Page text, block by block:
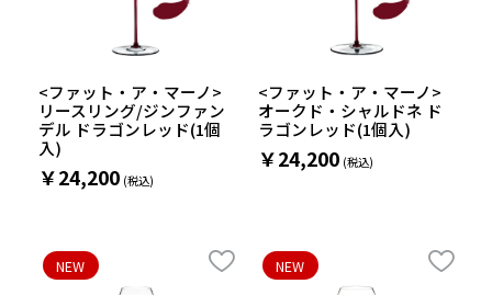
<ファット・ア・マーノ>
リースリング/ジンファン
デル ドラゴンレッド(1個
入)
￥24,200
<ファット・ア・マーノ>
オークド・シャルドネ ド
ラゴンレッド(1個入)
￥24,200
NEW NEW